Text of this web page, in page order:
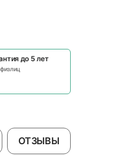
до 5 лет
ОТЗЫВЫ